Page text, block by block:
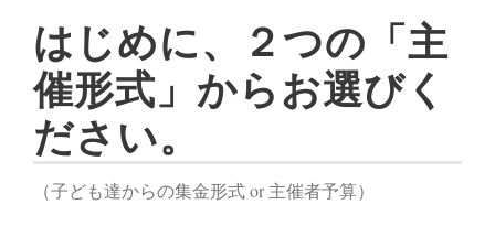
はじめに、２つの「主
催形式」からお選びく
ださい。
（子ども達からの集金形式 or 主催者予算）